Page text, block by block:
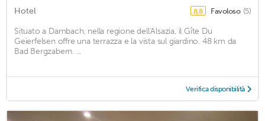
Hotel 8,8 Favoloso (5)
Situato a Dambach, nella regione dell'Alsazia, il Gîte Du
Geierfelsen offre una terrazza e la vista sul giardino. 48 km da
Bad Bergzabern. ...
Verifica disponibilità